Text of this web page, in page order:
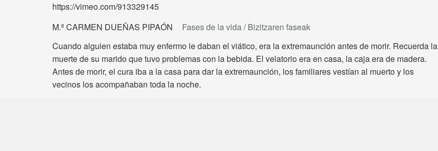
https://vimeo.com/913329145
M.ª CARMEN DUEÑAS PIPAÓN
Fases de la vida / Bizitzaren faseak
Cuando alguien estaba muy enfermo le daban el viático, era la extremaunción antes de morir. Recuerda la
muerte de su marido que tuvo problemas con la bebida. El velatorio era en casa, la caja era de madera.
Antes de morir, el cura iba a la casa para dar la extremaunción, los familiares vestían al muerto y los
vecinos los acompañaban toda la noche.